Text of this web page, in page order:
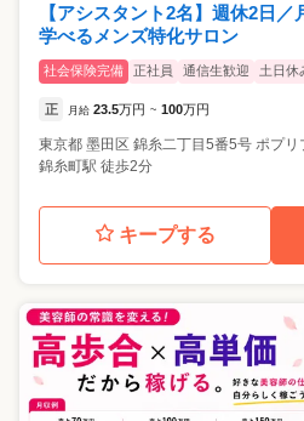
【アシスタント2名】週休2日
学べるメンズ特化サロン
社会保険完備 正社員 通信生歓迎 土日休
正 月給 23.5万円 ~ 100万円
東京都 墨田区 錦糸二丁目5番5号 ポプリ
錦糸町駅 徒歩2分
キープする